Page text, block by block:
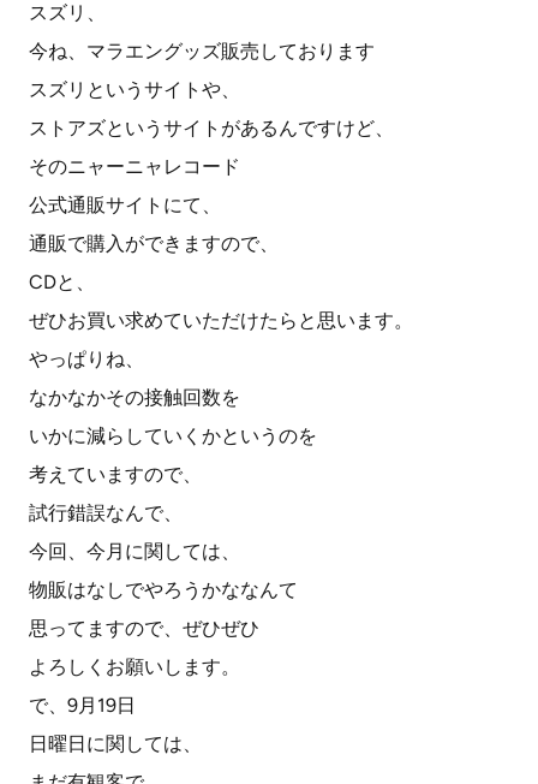
スズリ、
今ね、マラエングッズ販売しております
スズリというサイトや、
ストアズというサイトがあるんですけど、
そのニャーニャレコード
公式通販サイトにて、
通販で購入ができますので、
CDと、
ぜひお買い求めていただけたらと思います。
やっぱりね、
なかなかその接触回数を
いかに減らしていくかというのを
考えていますので、
試行錯誤なんで、
今回、今月に関しては、
物販はなしでやろうかななんて
思ってますので、ぜひぜひ
よろしくお願いします。
で、9月19日
日曜日に関しては、